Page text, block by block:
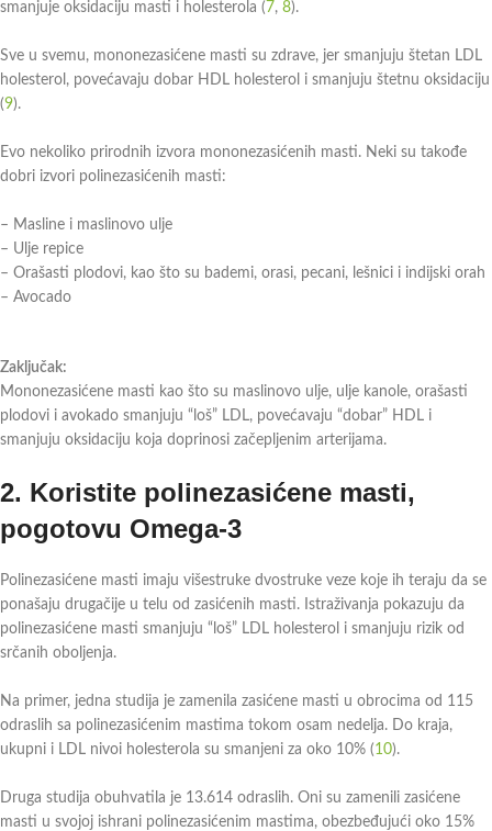
smanjuje oksidaciju masti i holesterola ( 7, 8).
Sve u svemu, mononezasićene masti su zdrave, jer smanjuju štetan LDL
holesterol, povećavaju dobar HDL holesterol i smanjuju štetnu oksidaciju
(9).
Evo nekoliko prirodnih izvora mononezasićenih masti. Neki su takođe
dobri izvori polinezasićenih masti:
– Masline i maslinovo ulje
– Ulje repice
– Orašasti plodovi, kao što su bademi, orasi, pecani, lešnici i indijski orah
– Avocado
Zaključak:
Mononezasićene masti kao što su maslinovo ulje, ulje kanole, orašasti
plodovi i avokado smanjuju “loš” LDL, povećavaju “dobar” HDL i
smanjuju oksidaciju koja doprinosi začepljenim arterijama.
2. Koristite polinezasićene masti,
pogotovu Omega-3
Polinezasićene masti imaju višestruke dvostruke veze koje ih teraju da se
ponašaju drugačije u telu od zasićenih masti. Istraživanja pokazuju da
polinezasićene masti smanjuju “loš” LDL holesterol i smanjuju rizik od
srčanih oboljenja.
Na primer, jedna studija je zamenila zasićene masti u obrocima od 115
odraslih sa polinezasićenim mastima tokom osam nedelja. Do kraja,
ukupni i LDL nivoi holesterola su smanjeni za oko 10% (10).
Druga studija obuhvatila je 13.614 odraslih. Oni su zamenili zasićene
masti u svojoj ishrani polinezasićenim mastima, obezbeđujući oko 15%